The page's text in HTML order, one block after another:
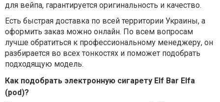
для вейпа, гарантируется оригинальность и качество.
Есть быстрая доставка по всей территории Украины, а
оформить заказ можно онлайн. По всем вопросам
лучше обратиться к профессиональному менеджеру, он
разбирается во всех тонкостях и поможет подобрать
подходящую модель.
Как подобрать электронную сигарету Elf Bar Elfa
(pod)?